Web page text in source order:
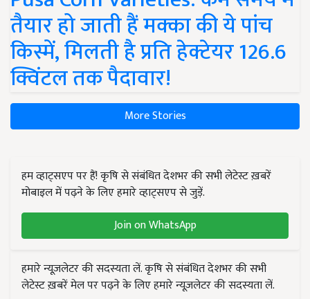
तैयार हो जाती हैं मक्का की ये पांच
किस्में, मिलती है प्रति हेक्टेयर 126.6
क्विंटल तक पैदावार!
More Stories
हम व्हाट्सएप पर हैं! कृषि से संबंधित देशभर की सभी लेटेस्ट ख़बरें
मोबाइल में पढ़ने के लिए हमारे व्हाट्सएप से जुड़ें.
Join on WhatsApp
हमारे न्यूज़लेटर की सदस्यता लें. कृषि से संबंधित देशभर की सभी
लेटेस्ट ख़बरें मेल पर पढ़ने के लिए हमारे न्यूज़लेटर की सदस्यता लें.